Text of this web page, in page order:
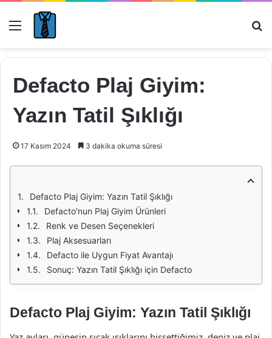
Menü
Defacto Plaj Giyim:
Yazın Tatil Şıklığı
17 Kasım 2024 3 dakika okuma süresi
Defacto Plaj Giyim: Yazın Tatil Şıklığı
Defacto'nun Plaj Giyim Ürünleri
Renk ve Desen Seçenekleri
Plaj Aksesuarları
Defacto ile Uygun Fiyat Avantajı
Sonuç: Yazın Tatil Şıklığı için Defacto
Defacto Plaj Giyim: Yazın Tatil Şıklığı